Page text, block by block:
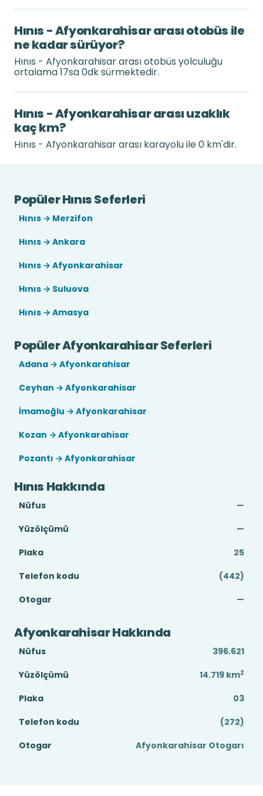
Hınıs - Afyonkarahisar arası otobüs ile
ne kadar sürüyor?
Hınıs - Afyonkarahisar arası otobüs yolculuğu
ortalama 17sa 0dk sürmektedir.
Hınıs - Afyonkarahisar arası uzaklık
kaç km?
Hınıs - Afyonkarahisar arası karayolu ile 0 km'dir.
Popüler Hınıs Seferleri
Hınıs → Merzifon
Hınıs → Ankara
Hınıs → Afyonkarahisar
Hınıs → Suluova
Hınıs → Amasya
Popüler Afyonkarahisar Seferleri
Adana → Afyonkarahisar
Ceyhan → Afyonkarahisar
İmamoğlu → Afyonkarahisar
Kozan → Afyonkarahisar
Pozantı → Afyonkarahisar
Hınıs Hakkında
Nüfus
—
Yüzölçümü
—
Plaka
25
Telefon kodu
(442)
Otogar
—
Afyonkarahisar Hakkında
Nüfus
396.621
Yüzölçümü
14.719 km2
Plaka
03
Telefon kodu
(272)
Otogar
Afyonkarahisar Otogarı